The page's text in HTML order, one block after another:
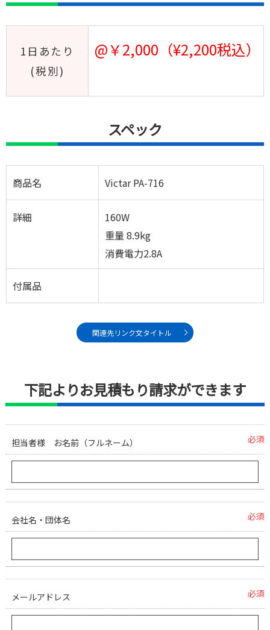
1日あたり
(税別)
@￥2,000（¥2,200税込）
スペック
商品名 Victar PA-716
詳細
160W
重量 8.9kg
消費電力2.8A
付属品
関連先リンク文タイトル
下記よりお見積もり請求ができます
担当者様 お名前（フルネーム） 必須
会社名・団体名 必須
メールアドレス 必須